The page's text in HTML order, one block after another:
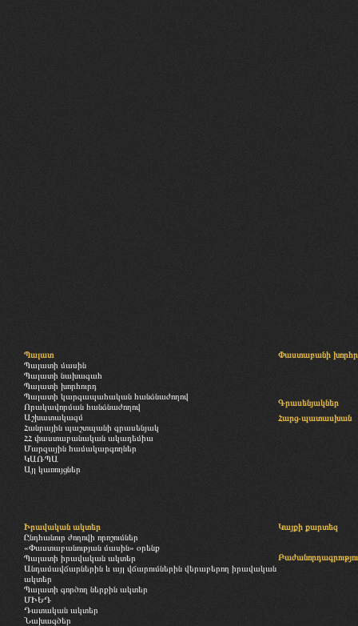
Պալատ
Պալատի մասին
Պալատի նախագահ
Պալատի խորհուրդ
Պալատի կարգապահական հանձնաժողով
Որակավորման հանձնաժողով
Աշխատակազմ
Հանրային պաշտպանի գրասենյակ
ՀՀ փաստաբանական ակադեմիա
Մարզային համակարգողներ
ԿԱՌՊԱ
Այլ կառույցներ
Փաստաբանի
Գրասենյակներ
Հարց-պատասխան
Իրավական ակտեր
Ընդհանուր ժողովի որոշումներ
«Փաստաբանության մասին» օրենք
Պալատի իրավական ակտեր
Անդամավճարներին և այլ վճարումներին վերաբերող իրավական
ակտեր
Պալատի գործող ներքին ակտեր
ՄԻԵԴ
Դատական ակտեր
Նախագծեր
Կայքի քարտեզ